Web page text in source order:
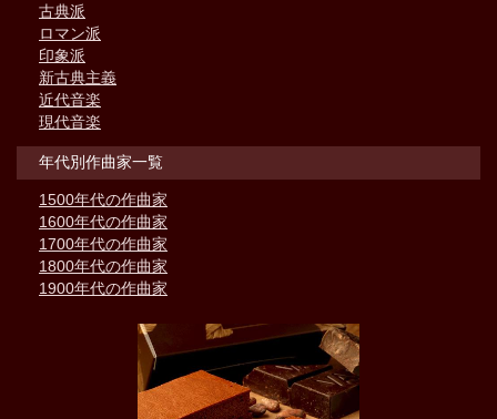
古典派
ロマン派
印象派
新古典主義
近代音楽
現代音楽
年代別作曲家一覧
1500年代の作曲家
1600年代の作曲家
1700年代の作曲家
1800年代の作曲家
1900年代の作曲家